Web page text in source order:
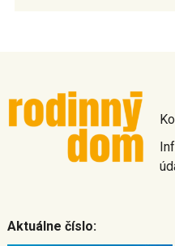
Aktuálne číslo: